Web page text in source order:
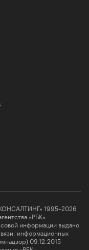
1995–2026
«РБК»
информации выдано
информационных
09.12.2015